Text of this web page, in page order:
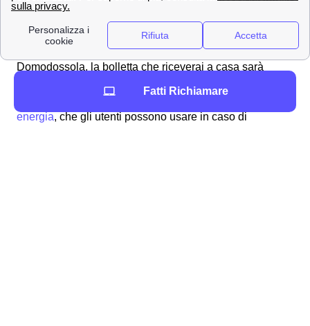
Impara a leggere la bolletta a Domodossola
Indipendentemente dal tuo gestore di energia elettrica a
Domodossola, la bolletta che riceverai a casa sarà
energia, che gli utenti possono usare in caso di
Fatti Richiamare